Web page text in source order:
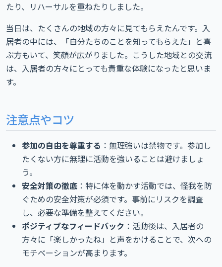
たり、リハーサルを重ねたりしました。
当日は、たくさんの地域の方々に見てもらえたんです。入
居者の中には、「自分たちのことを知ってもらえた」と喜
ぶ方もいて、笑顔が広がりました。こうした地域との交流
は、入居者の方々にとっても貴重な体験になったと思いま
す。
注意点やコツ
参加の自由を尊重する ：無理強いは禁物です。参加し
たくない方に無理に活動を強いることは避けましょ
う。
安全対策の徹底 ：特に体を動かす活動では、怪我を防
ぐための安全対策が必須です。事前にリスクを調査
し、必要な準備を整えてください。
ポジティブなフィードバック ：活動後は、入居者の
方々に「楽しかったね」と声をかけることで、次への
モチベーションが高まります。